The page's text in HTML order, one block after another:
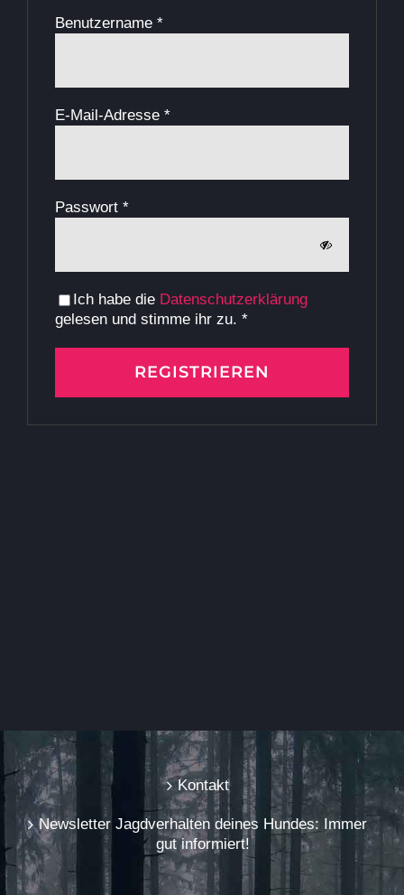
Benutzername *Erforderlich
E-Mail-Adresse *Erforderlich
Passwort *Erforderlich
Ich habe die Datenschutzerklärung
gelesen und stimme ihr zu. *
REGISTRIEREN
Kontakt
Newsletter Jagdverhalten deines Hundes: Immer
gut informiert!